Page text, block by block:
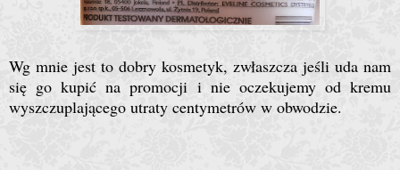
Wg mnie jest to dobry kosmetyk, zwłaszcza jeśli uda nam
się go kupić na promocji i nie oczekujemy od kremu
wyszczuplającego utraty centymetrów w obwodzie.